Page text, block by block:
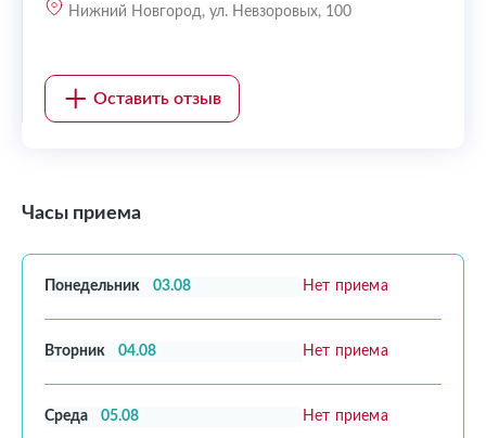
Нижний Новгород, ул. Невзоровых, 100
Оставить отзыв
Часы приема
Понедельник 03.08 Нет приема
Вторник 04.08 Нет приема
Среда 05.08 Нет приема